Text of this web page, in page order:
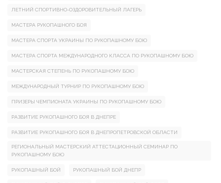
ЛЕТНИЙ СПОРТИВНО-ОЗДОРОВИТЕЛЬНЫЙ ЛАГЕРЬ
МАСТЕРА РУКОПАШНОГО БОЯ
МАСТЕРА СПОРТА УКРАИНЫ ПО РУКОПАШНОМУ БОЮ
МАСТЕРА СПОРТА МЕЖДУНАРОДНОГО КЛАССА ПО РУКОПАШНОМУ БОЮ
МАСТЕРСКАЯ СТЕПЕНЬ ПО РУКОПАШНОМУ БОЮ
МЕЖДУНАРОДНЫЙ ТУРНИР ПО РУКОПАШНОМУ БОЮ
ПРИЗЕРЫ ЧЕМПИОНАТА УКРАИНЫ ПО РУКОПАШНОМУ БОЮ
РАЗВИТИЕ РУКОПАШНОГО БОЯ В ДНЕПРЕ
РАЗВИТИЕ РУКОПАШНОГО БОЯ В ДНЕПРОПЕТРОВСКОЙ ОБЛАСТИ
РЕГИОНАЛЬНЫЙ МАСТЕРСКИЙ АТТЕСТАЦИОННЫЙ СЕМИНАР ПО
РУКОПАШНОМУ БОЮ
РУКОПАШНЫЙ БОЙ РУКОПАШНЫЙ БОЙ ДНЕПР